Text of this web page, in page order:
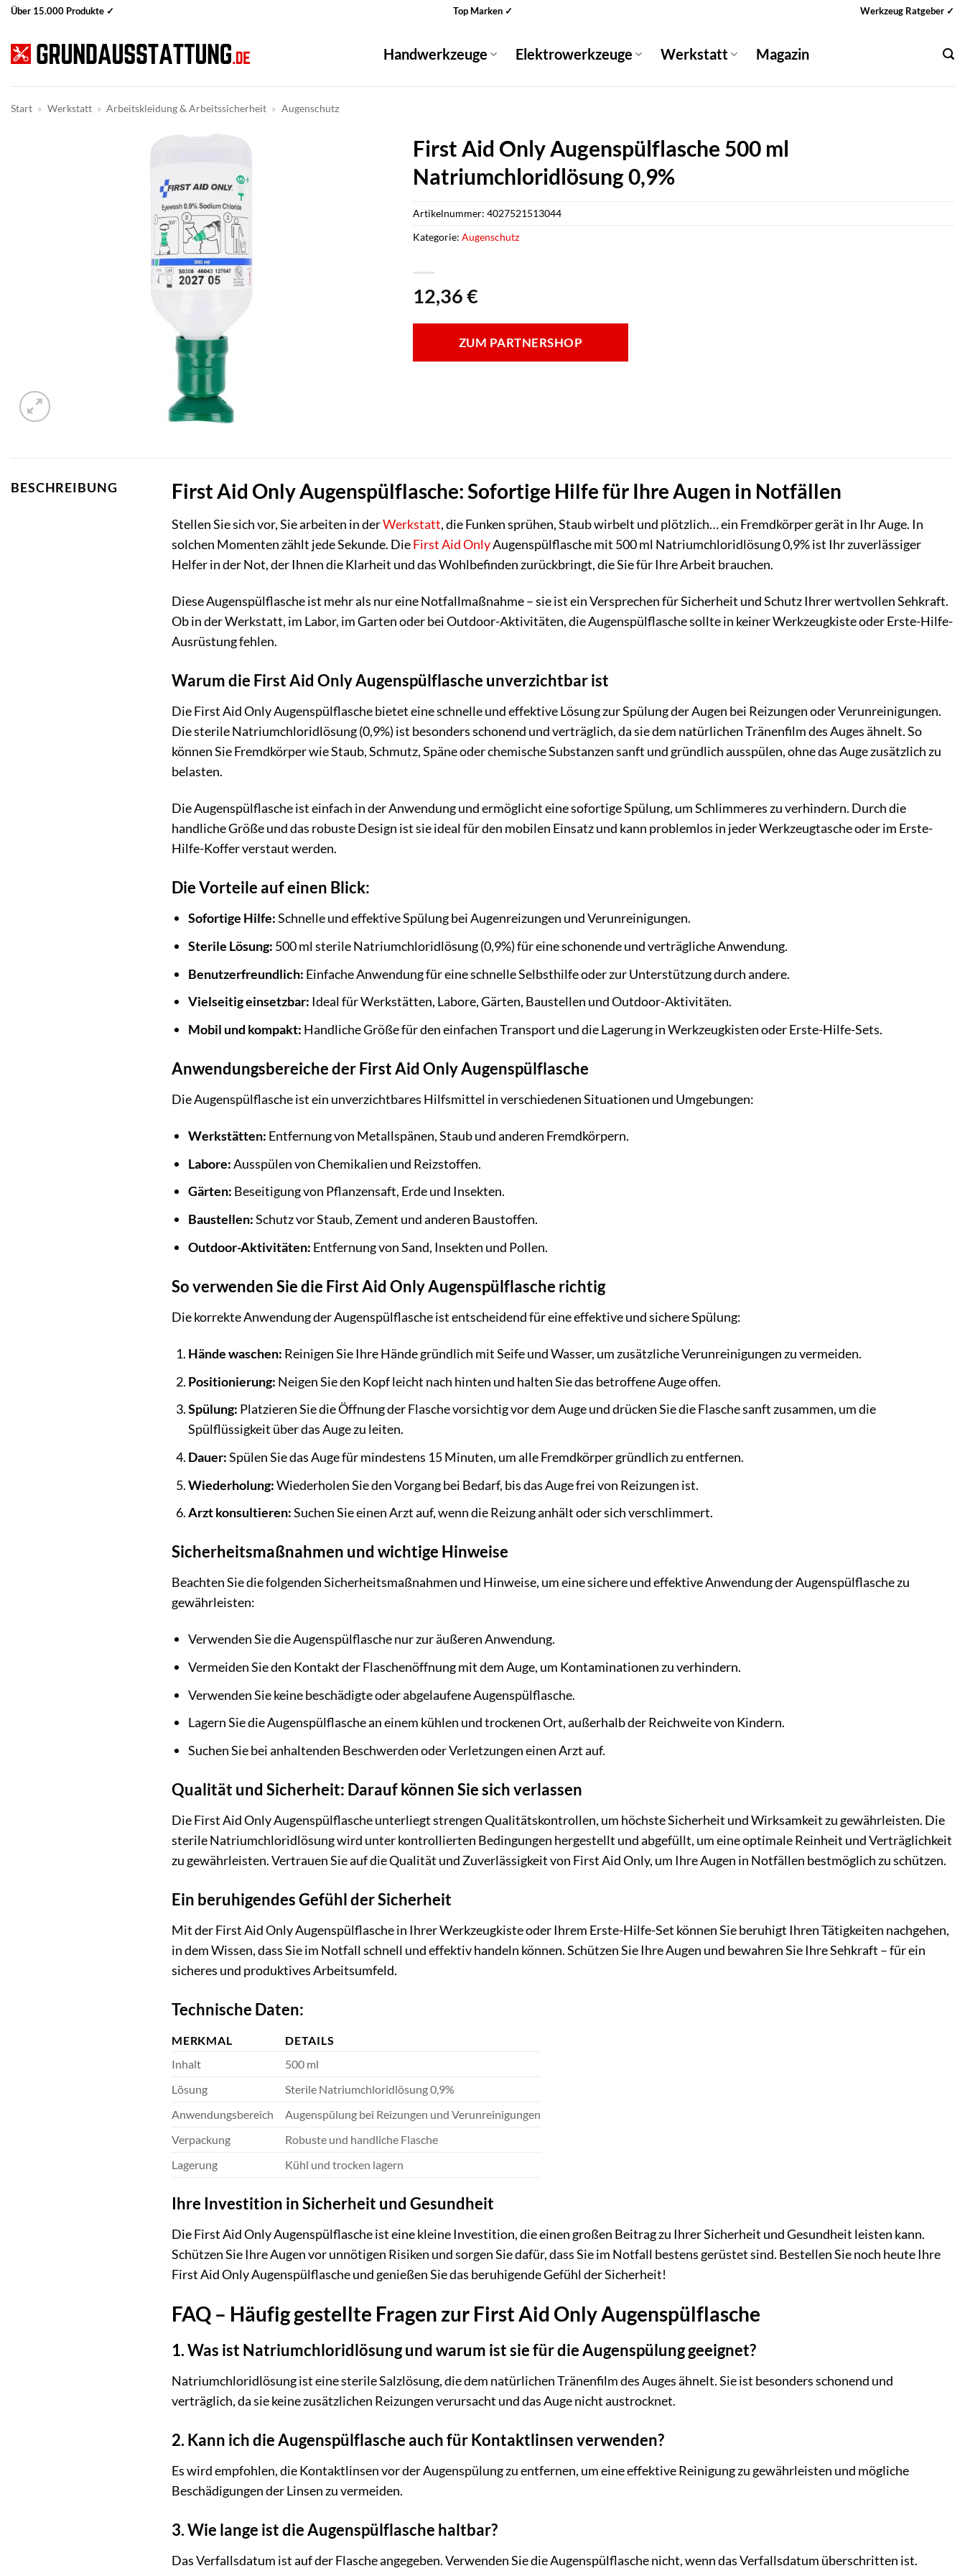
Zum
springen
Über 15.000 Produkte ✓ Top Marken ✓ Werkzeug Ratgeber ✓
Handwerkzeuge Elektrowerkzeuge Werkstatt Magazin
Start » Werkstatt » Arbeitskleidung & Arbeitssicherheit » Augenschutz
First Aid Only Augenspülflasche 500 ml
Natriumchloridlösung 0,9%
12,36€
ZUM PARTNERSHOP
Artikelnummer: 4027521513044
Kategorie: Augenschutz
BESCHREIBUNG First Aid Only Augenspülflasche: Sofortige Hilfe für Ihre Augen in Notfällen
Stellen Sie sich vor, Sie arbeiten in derWerkstatt, die Funken sprühen, Staub wirbelt und plötzlich… ein Fremdkörper gerät in Ihr Auge. In
solchen Momenten zählt jede Sekunde. DieFirst Aid OnlyAugenspülflasche mit 500 ml Natriumchloridlösung 0,9% ist Ihr zuverlässiger
Helfer in der Not, der Ihnen die Klarheit und das Wohlbefinden zurückbringt, die Sie für Ihre Arbeit brauchen.
Diese Augenspülflasche ist mehr als nur eine Notfallmaßnahme – sie ist ein Versprechen für Sicherheit und Schutz Ihrer wertvollen Sehkraft.
Ob in der Werkstatt, im Labor, im Garten oder bei Outdoor-Aktivitäten, die Augenspülflasche sollte in keiner Werkzeugkiste oder Erste-Hilfe-
Ausrüstung fehlen.
Warum die First Aid Only Augenspülflasche unverzichtbar ist
Die First Aid Only Augenspülflasche bietet eine schnelle und effektive Lösung zur Spülung der Augen bei Reizungen oder Verunreinigungen.
Die sterile Natriumchloridlösung (0,9%) ist besonders schonend und verträglich, da sie dem natürlichen Tränenfilm des Auges ähnelt. So
können Sie Fremdkörper wie Staub, Schmutz, Späne oder chemische Substanzen sanft und gründlich ausspülen, ohne das Auge zusätzlich zu
belasten.
Die Augenspülflasche ist einfach in der Anwendung und ermöglicht eine sofortige Spülung, um Schlimmeres zu verhindern. Durch die
handliche Größe und das robuste Design ist sie ideal für den mobilen Einsatz und kann problemlos in jeder Werkzeugtasche oder im Erste-
Hilfe-Koffer verstaut werden.
Die Vorteile auf einen Blick:
Sofortige Hilfe:Schnelle und effektive Spülung bei Augenreizungen und Verunreinigungen.
Sterile Lösung: 500 ml sterile Natriumchloridlösung (0,9%) für eine schonende und verträgliche Anwendung.
Benutzerfreundlich: Einfache Anwendung für eine schnelle Selbsthilfe oder zur Unterstützung durch andere.
Vielseitig einsetzbar: Ideal für Werkstätten, Labore, Gärten, Baustellen und Outdoor-Aktivitäten.
Mobil und kompakt: Handliche Größe für den einfachen Transport und die Lagerung in Werkzeugkisten oder Erste-Hilfe-Sets.
Anwendungsbereiche der First Aid Only Augenspülflasche
Die Augenspülflasche ist ein unverzichtbares Hilfsmittel in verschiedenen Situationen und Umgebungen:
Werkstätten: Entfernung von Metallspänen, Staub und anderen Fremdkörpern.
Labore:Ausspülen von Chemikalien und Reizstoffen.
Gärten: Beseitigung von Pflanzensaft, Erde und Insekten.
Baustellen:Schutz vor Staub, Zement und anderen Baustoffen.
Outdoor-Aktivitäten: Entfernung von Sand, Insekten und Pollen.
So verwenden Sie die First Aid Only Augenspülflasche richtig
Die korrekte Anwendung der Augenspülflasche ist entscheidend für eine effektive und sichere Spülung:
Hände waschen: Reinigen Sie Ihre Hände gründlich mit Seife und Wasser, um zusätzliche Verunreinigungen zu vermeiden.
Positionierung: Neigen Sie den Kopf leicht nach hinten und halten Sie das betroffene Auge offen.
Spülung: Platzieren Sie die Öffnung der Flasche vorsichtig vor dem Auge und drücken Sie die Flasche sanft zusammen, um die
Spülflüssigkeit über das Auge zu leiten.
Dauer:Spülen Sie das Auge für mindestens 15 Minuten, um alle Fremdkörper gründlich zu entfernen.
Wiederholung:Wiederholen Sie den Vorgang bei Bedarf, bis das Auge frei von Reizungen ist.
Arzt konsultieren:Suchen Sie einen Arzt auf, wenn die Reizung anhält oder sich verschlimmert.
Sicherheitsmaßnahmen und wichtige Hinweise
Beachten Sie die folgenden Sicherheitsmaßnahmen und Hinweise, um eine sichere und effektive Anwendung der Augenspülflasche zu
gewährleisten:
Verwenden Sie die Augenspülflasche nur zur äußeren Anwendung.
Vermeiden Sie den Kontakt der Flaschenöffnung mit dem Auge, um Kontaminationen zu verhindern.
Verwenden Sie keine beschädigte oder abgelaufene Augenspülflasche.
Lagern Sie die Augenspülflasche an einem kühlen und trockenen Ort, außerhalb der Reichweite von Kindern.
Suchen Sie bei anhaltenden Beschwerden oder Verletzungen einen Arzt auf.
Qualität und Sicherheit: Darauf können Sie sich verlassen
Die First Aid Only Augenspülflasche unterliegt strengen Qualitätskontrollen, um höchste Sicherheit und Wirksamkeit zu gewährleisten. Die
sterile Natriumchloridlösung wird unter kontrollierten Bedingungen hergestellt und abgefüllt, um eine optimale Reinheit und Verträglichkeit
zu gewährleisten. Vertrauen Sie auf die Qualität und Zuverlässigkeit von First Aid Only, um Ihre Augen in Notfällen bestmöglich zu schützen.
Ein beruhigendes Gefühl der Sicherheit
Mit der First Aid Only Augenspülflasche in Ihrer Werkzeugkiste oder Ihrem Erste-Hilfe-Set können Sie beruhigt Ihren Tätigkeiten nachgehen,
in dem Wissen, dass Sie im Notfall schnell und effektiv handeln können. Schützen Sie Ihre Augen und bewahren Sie Ihre Sehkraft – für ein
sicheres und produktives Arbeitsumfeld.
Technische Daten:
MERKMAL
DETAILS
Inhalt
500 ml
Lösung
Sterile Natriumchloridlösung 0,9%
Anwendungsbereich
Augenspülung bei Reizungen und Verunreinigungen
Verpackung
Robuste und handliche Flasche
Lagerung
Kühl und trocken lagern
Ihre Investition in Sicherheit und Gesundheit
Die First Aid Only Augenspülflasche ist eine kleine Investition, die einen großen Beitrag zu Ihrer Sicherheit und Gesundheit leisten kann.
Schützen Sie Ihre Augen vor unnötigen Risiken und sorgen Sie dafür, dass Sie im Notfall bestens gerüstet sind. Bestellen Sie noch heute Ihre
First Aid Only Augenspülflasche und genießen Sie das beruhigende Gefühl der Sicherheit!
FAQ – Häufig gestellte Fragen zur First Aid Only Augenspülflasche
1. Was ist Natriumchloridlösung und warum ist sie für die Augenspülung geeignet?
Natriumchloridlösung ist eine sterile Salzlösung, die dem natürlichen Tränenfilm des Auges ähnelt. Sie ist besonders schonend und
verträglich, da sie keine zusätzlichen Reizungen verursacht und das Auge nicht austrocknet.
2. Kann ich die Augenspülflasche auch für Kontaktlinsen verwenden?
Es wird empfohlen, die Kontaktlinsen vor der Augenspülung zu entfernen, um eine effektive Reinigung zu gewährleisten und mögliche
Beschädigungen der Linsen zu vermeiden.
3. Wie lange ist die Augenspülflasche haltbar?
Das Verfallsdatum ist auf der Flasche angegeben. Verwenden Sie die Augenspülflasche nicht, wenn das Verfallsdatum überschritten ist.